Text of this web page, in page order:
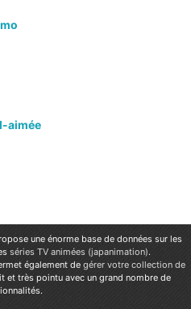
aimée
une énorme base de données sur les
séries TV animées (japanimation).
également de gérer votre collection de
et très pointu avec un grand nombre de